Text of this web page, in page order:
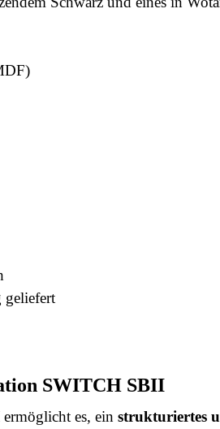
geliefert
SWITCH SBII
ermöglicht es, ein strukturiertes